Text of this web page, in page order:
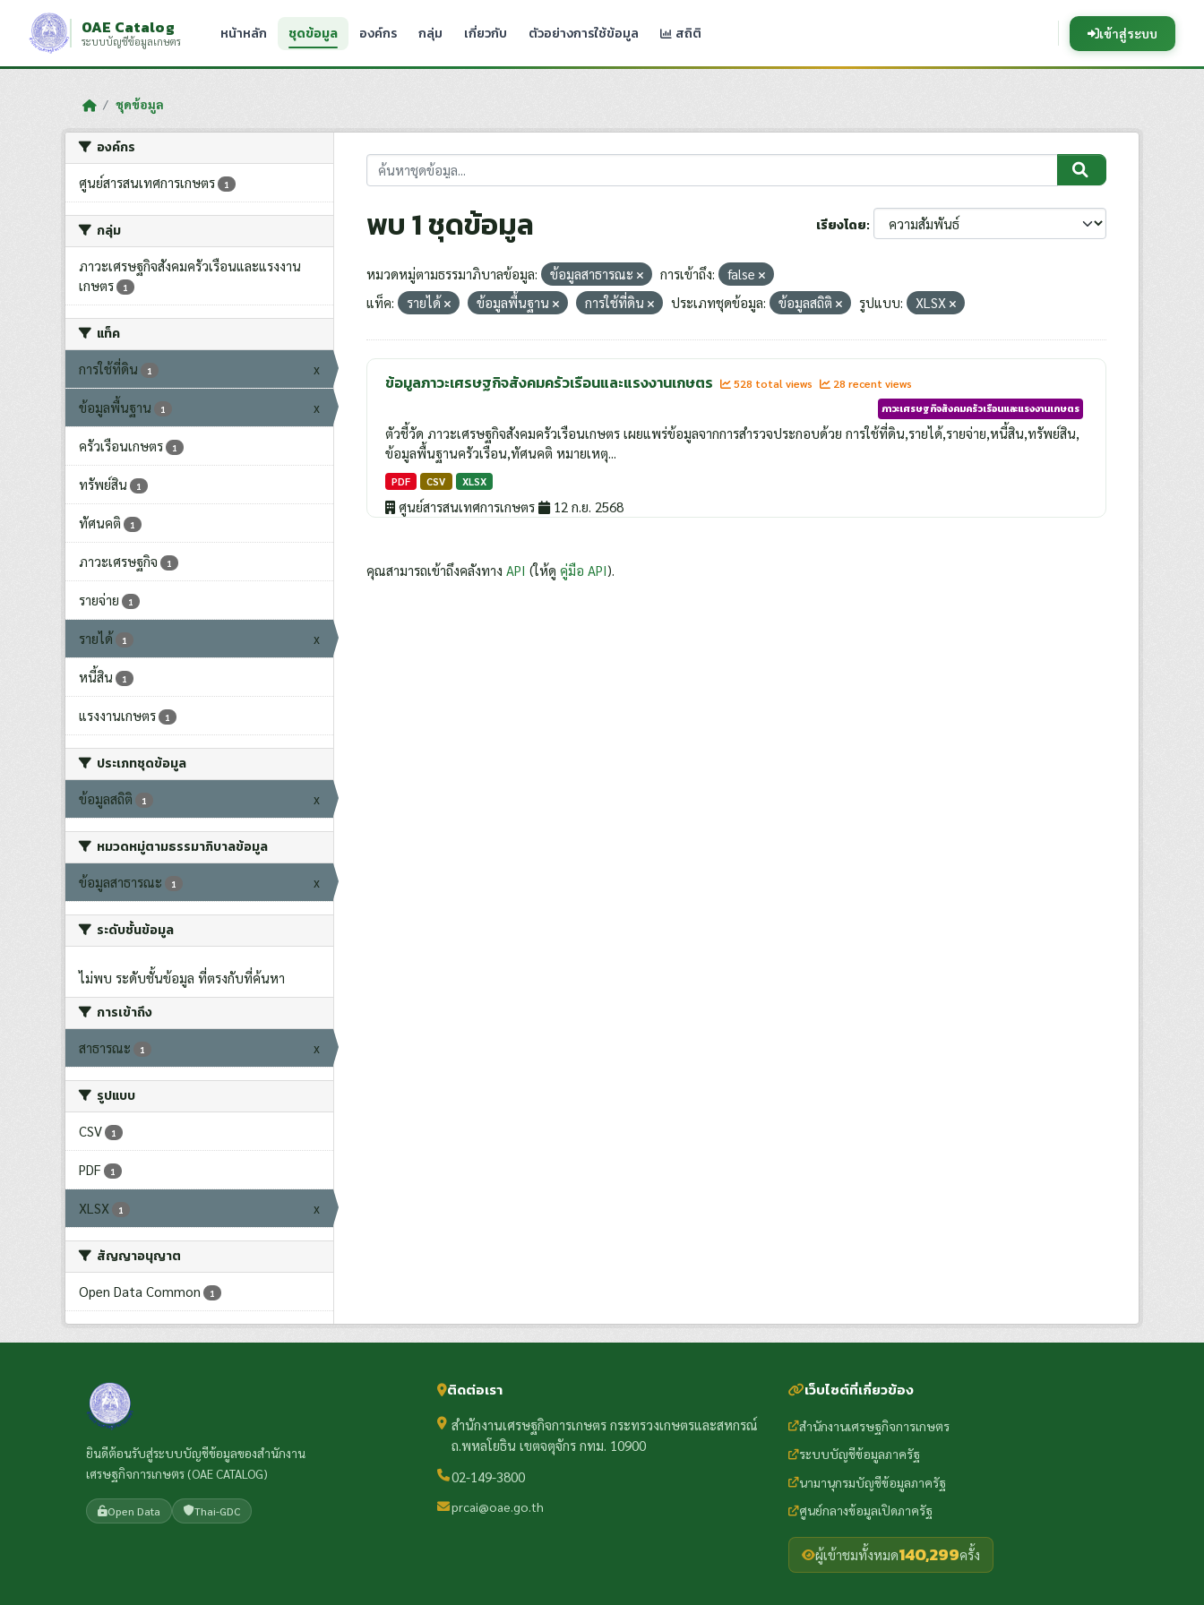
Skip to main content
OAE Catalog
ระบบบัญชีข้อมูลเกษตร หน้าหลัก ชุดข้อมูล องค์กร กลุ่ม เกี่ยวกับ ตัวอย่างการใช้ข้อมูล สถิติ เข้าสู่ระบบ
ชุดข้อมูล
องค์กร
ศูนย์สารสนเทศการเกษตร 1
กลุ่ม
ภาวะเศรษฐกิจสังคมครัวเรือนและแรงงาน
เกษตร
1
แท็ค
การใช้ที่ดิน 1 x
ข้อมูลพื้นฐาน 1 x
ครัวเรือนเกษตร 1
ทรัพย์สิน 1
ทัศนคติ 1
ภาวะเศรษฐกิจ 1
รายจ่าย 1
รายได้ 1 x
หนี้สิน 1
แรงงานเกษตร 1
ประเภทชุดข้อมูล
ข้อมูลสถิติ 1 x
หมวดหมู่ตามธรรมาภิบาลข้อมูล
ข้อมูลสาธารณะ 1 x
ระดับชั้นข้อมูล
ไม่พบ ระดับชั้นข้อมูล ที่ตรงกับที่ค้นหา
การเข้าถึง
สาธารณะ 1 x
รูปแบบ
CSV 1
PDF 1
XLSX 1 x
สัญญาอนุญาต
Open Data Common 1
เรียงโดย
พบ 1 ชุดข้อมูล
หมวดหมู่ตามธรรมาภิบาลข้อมูล: ข้อมูลสาธารณะ การเข้าถึง:
false
แท็ค:
รายได้ ข้อมูลพื้นฐาน การใช้ที่ดิน ประเภทชุดข้อมูล: ข้อมูลสถิติ รูปแบบ: XLSX
ข้อมูลภาวะเศรษฐกิจสังคมครัวเรือนและแรงงานเกษตร 528 total views
28 recent views
ภาวะเศรษฐกิจสังคมครัวเรือนและแรงงานเกษตร
ตัวชี้วัด ภาวะเศรษฐกิจสังคมครัวเรือนเกษตร เผยแพร่ข้อมูลจากการสำรวจประกอบด้วย การใช้ที่ดิน,รายได้,รายจ่าย,หนี้สิน,ทรัพย์สิน,
ข้อมูลพื้นฐานครัวเรือน,ทัศนคติ หมายเหตุ...
PDF CSV XLSX
ศูนย์สารสนเทศการเกษตร 12 ก.ย. 2568
คุณสามารถเข้าถึงคลังทาง API (ให้ดู คู่มือ API).
ยินดีต้อนรับสู่ระบบบัญชีข้อมูลของสำนักงาน
เศรษฐกิจการเกษตร (OAE CATALOG)
Open Data Thai-GDC
ติดต่อเรา
สำนักงานเศรษฐกิจการเกษตร กระทรวงเกษตรและสหกรณ์
ถ.พหลโยธิน เขตจตุจักร กทม. 10900
02-149-3800
prcai@oae.go.th
เว็บไซต์ที่เกี่ยวข้อง
สำนักงานเศรษฐกิจการเกษตร
ระบบบัญชีข้อมูลภาครัฐ
นามานุกรมบัญชีข้อมูลภาครัฐ
ศูนย์กลางข้อมูลเปิดภาครัฐ
ผู้เข้าชมทั้งหมด140,299ครั้ง